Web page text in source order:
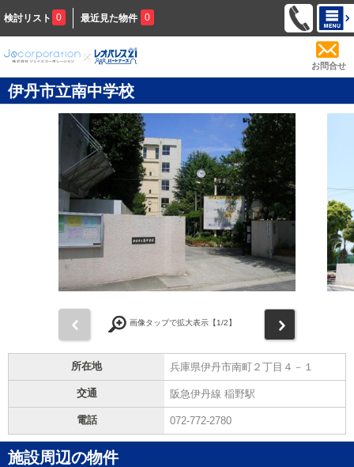
検討リスト 0 最近見た物件 0
お問合せ
伊丹市立南中学校
画像タップで拡大表示【1/2】
所在地 兵庫県伊丹市南町２丁目４－１
交通 阪急伊丹線 稲野駅
電話 072-772-2780
施設周辺の物件